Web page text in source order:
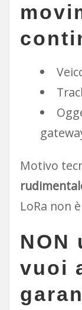
Motivo
LoRa non
NON
vuoi